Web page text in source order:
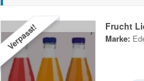
Verpasst! Frucht
Marke: